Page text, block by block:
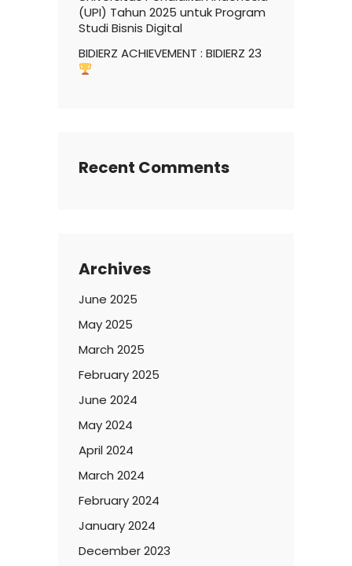
(UPI) Tahun 2025 untuk Program
Studi Bisnis Digital
BIDIERZ ACHIEVEMENT : BIDIERZ 23
Recent Comments
Archives
June 2025
May 2025
March 2025
February 2025
June 2024
May 2024
April 2024
March 2024
February 2024
January 2024
December 2023